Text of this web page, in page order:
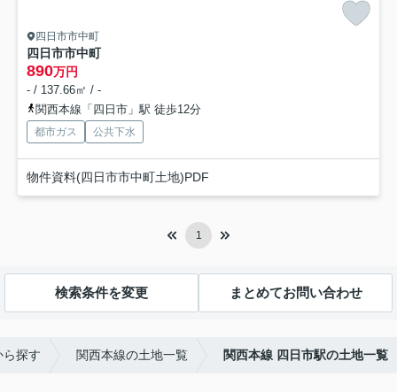
四日市市中町
四日市市中町
890万円
- / 137.66㎡ / -
関西本線「四日市」駅 徒歩12分
都市ガス 公共下水
物件資料(四日市市中町土地)PDF
1
検索条件を変更 まとめてお問い合わせ
ら探す 関西本線の土地一覧 関西本線 四日市駅の土地一覧